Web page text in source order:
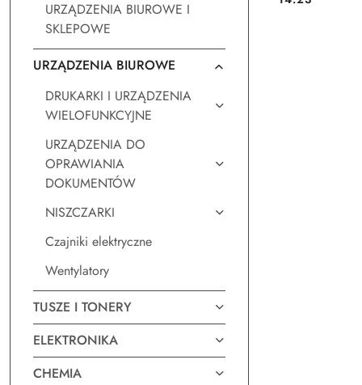
URZĄDZENIA BIUROWE I
SKLEPOWE
URZĄDZENIA BIUROWE
DRUKARKI I URZĄDZENIA
WIELOFUNKCYJNE
URZĄDZENIA DO
OPRAWIANIA
DOKUMENTÓW
NISZCZARKI
Czajniki elektryczne
Wentylatory
TUSZE I TONERY
ELEKTRONIKA
CHEMIA
Cena: